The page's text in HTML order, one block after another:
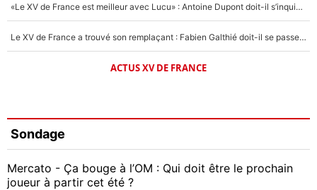
«Le XV de France est meilleur avec Lucu» : Antoine Dupont doit-il s’inquiéter pour sa place ?
Le XV de France a trouvé son remplaçant : Fabien Galthié doit-il se passer d'Antoine Dupont ?
ACTUS XV DE FRANCE
Sondage
Mercato - Ça bouge à l’OM : Qui doit être le prochain
joueur à partir cet été ?